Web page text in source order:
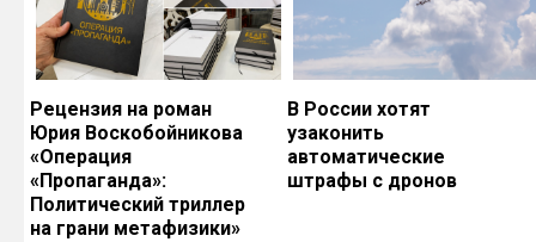
Рецензия на роман
Юрия Воскобойникова
«Операция
«Пропаганда»:
Политический триллер
на грани метафизики»
В России хотят
узаконить
автоматические
штрафы с дронов